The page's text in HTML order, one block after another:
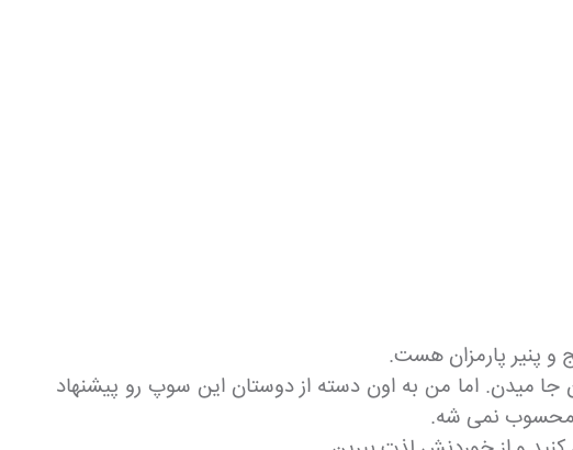
و پنیر پارمزان هست.
میدن. اما من به اون دسته از دوستان این سوپ رو پیشنهاد
محسوب نمی شه.